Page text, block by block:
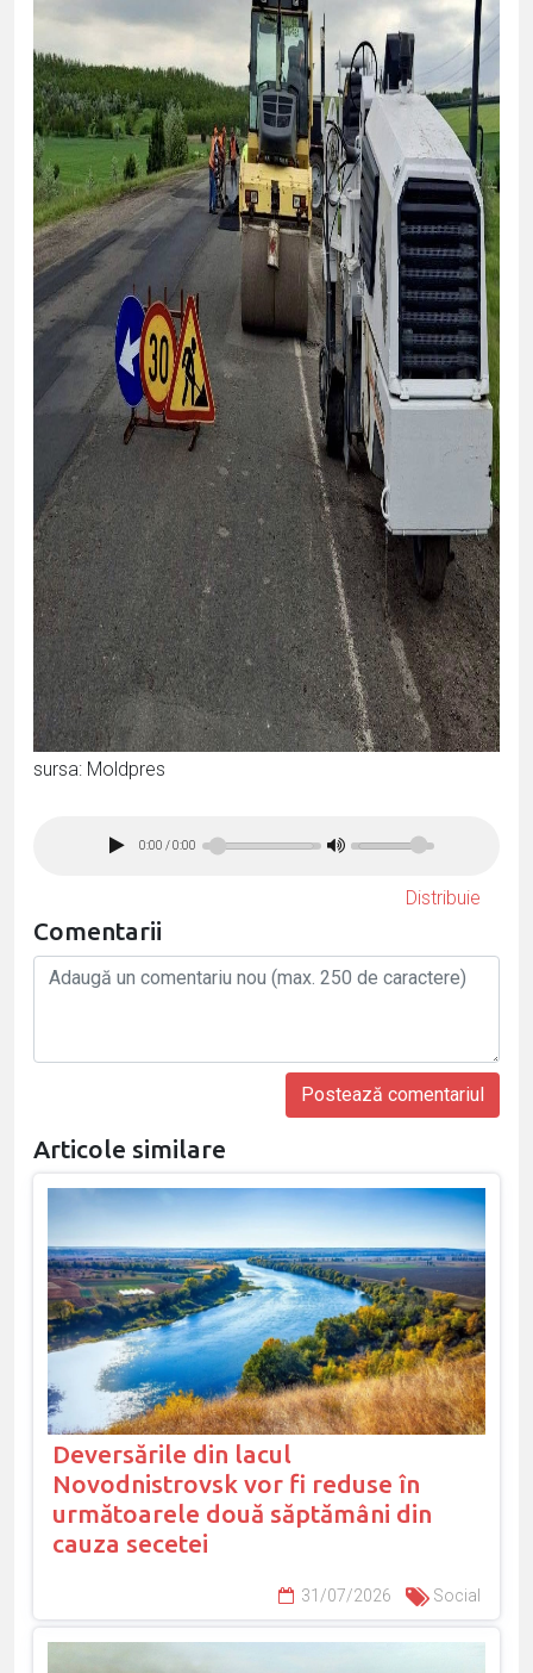
sursa: Moldpres
0:00 /0:00
Distribuie
Comentarii
Articole similare
Deversările din lacul
Novodnistrovsk vor fi reduse în
următoarele două săptămâni din
cauza secetei
31/07/2026 Social